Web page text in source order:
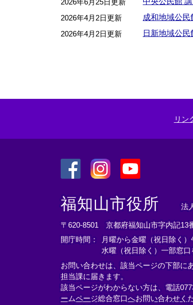
2026年6月25日更新
2026年4月2日更新
成和地域公
2026年4月2日更新
日新地域公
リン
外
部
リ
ン
ク
外
部
リ
ン
ク
外
部
リ
ン
ク
＞
福知山市役所 法
〒620-8501 京都府福知山市字内記13
開庁時間： 月曜から金曜（祝日除く
水曜（祝日除く）一部窓
お問い合わせは、該当ページの下部に
担当課に届きます。
該当ページがわからない方は、電話
ームページ総合窓口へお問い合わせく